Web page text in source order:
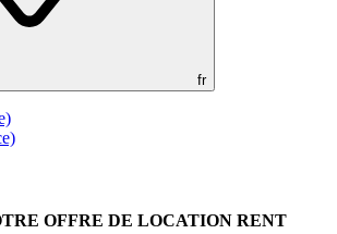
fr
OFFRE DE LOCATION RENT